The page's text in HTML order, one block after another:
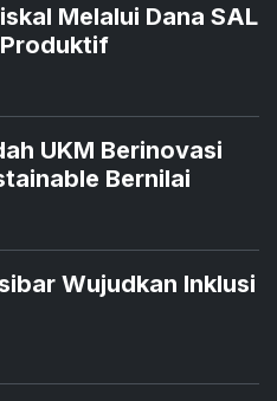
Melalui Dana SAL
UKM Berinovasi
Bernilai
Wujudkan Inklusi